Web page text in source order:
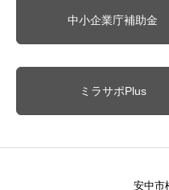
中小企業庁補助金
ミラサポPlus
安中市